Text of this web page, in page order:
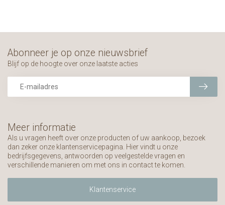
Meer informatie
Als u vragen heeft over onze producten of uw aankoop, bezoek
dan zeker onze klantenservicepagina. Hier vindt u onze
bedrijfsgegevens, antwoorden op veelgestelde vragen en
verschillende manieren om met ons in contact te komen.
Klantenservice
Abonneer je op onze nieuwsbrief
Blijf op de hoogte over onze laatste acties